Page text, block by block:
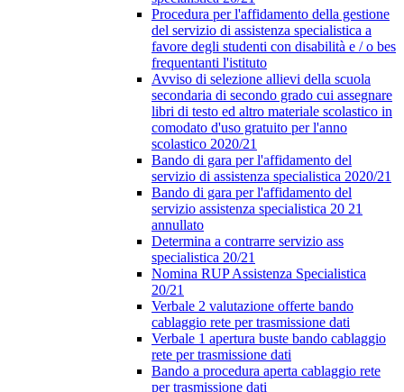
Procedura per l'affidamento della gestione
del servizio di assistenza specialistica a
favore degli studenti con disabilità e / o bes
frequentanti l'istituto
Avviso di selezione allievi della scuola
secondaria di secondo grado cui assegnare
libri di testo ed altro materiale scolastico in
comodato d'uso gratuito per l'anno
scolastico 2020/21
Bando di gara per l'affidamento del
servizio di assistenza specialistica 2020/21
Bando di gara per l'affidamento del
servizio assistenza specialistica 20 21
annullato
Determina a contrarre servizio ass
specialistica 20/21
Nomina RUP Assistenza Specialistica
20/21
Verbale 2 valutazione offerte bando
cablaggio rete per trasmissione dati
Verbale 1 apertura buste bando cablaggio
rete per trasmissione dati
Bando a procedura aperta cablaggio rete
per trasmissione dati